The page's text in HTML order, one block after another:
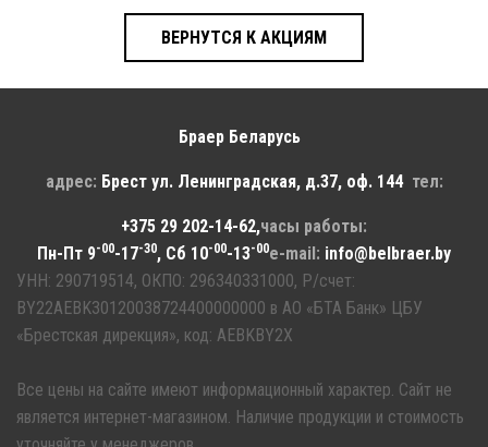
ВЕРНУТСЯ К АКЦИЯМ
Браер Беларусь
адрес: Брест ул. Ленинградская, д.37, оф. 144 тел:
+375 29 202-14-62,часы работы:
Пн-Пт 9-00-17-30, Сб 10-00-13-00e-mail: info@belbraer.by
УНН: 290719514, ОКПО: 296340331000, Р/счет:
BY22AEBK30120038724400000000 в АО «БТА Банк» ЦБУ
«Брестская дирекция», код: AEBKBY2X
Все цены на сайте имеют информационный характер. Сайт не
является интернет-магазином. Наличие продукции и стоимость